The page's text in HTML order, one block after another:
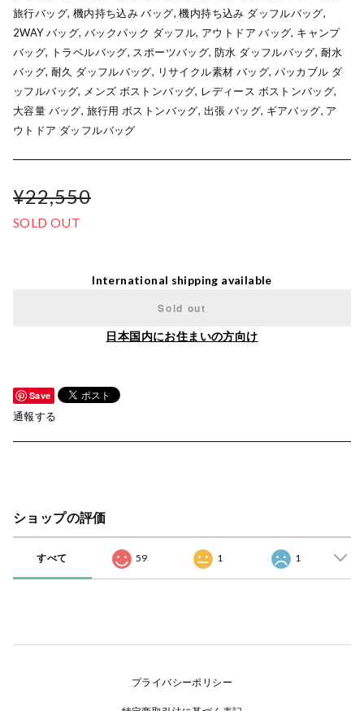
旅行バッグ, 機内持ち込み バッグ, 機内持ち込み ダッフルバッグ,
2WAY バッグ, バックパック ダッフル, アウトドア バッグ, キャンプ
バッグ, トラベルバッグ, スポーツバッグ, 防水 ダッフルバッグ, 耐水
バッグ, 耐久 ダッフルバッグ, リサイクル素材 バッグ, パッカブル ダ
ッフルバッグ, メンズ ボストンバッグ, レディース ボストンバッグ,
大容量 バッグ, 旅行用 ボストンバッグ, 出張 バッグ, ギアバッグ, ア
ウトドア ダッフルバッグ
¥22,550
SOLD OUT
International shipping available
Sold out
日本国内にお住まいの方向け
Save
通報する
ショップの評価
すべて 59 1 1
プライバシーポリシー